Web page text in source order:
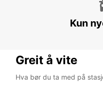
GIBRALTAR - LA
Kun
Greit å vite
Hva bør du ta med på